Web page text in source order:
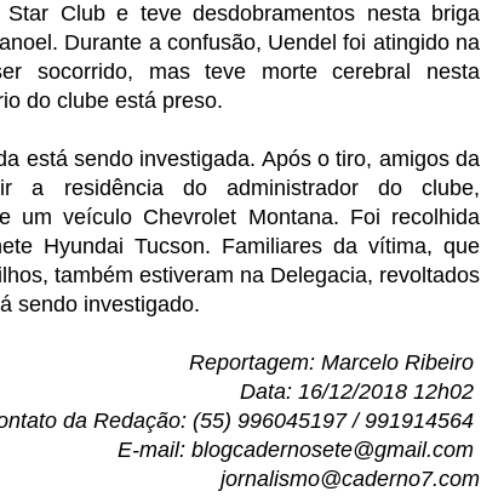
Club e teve desdobramentos nesta briga
Durante a confusão, Uendel foi atingido na
socorrido, mas teve morte cerebral nesta
do clube está preso.
está sendo investigada. Após o tiro, amigos da
a residência do administrador do clube,
um veículo Chevrolet Montana. Foi recolhida
Hyundai Tucson. Familiares da vítima, que
também estiveram na Delegacia, revoltados
sendo investigado.
Reportagem: Marcelo Ribeiro
Data: 16/12/2018 12h02
da Redação: (55) 996045197 / 991914564
E-mail: blogcadernosete@gmail.com
jornalismo@caderno7.com